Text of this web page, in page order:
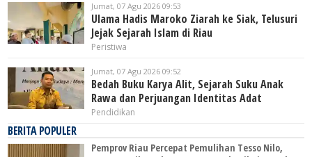
Jumat, 07 Agu 2026 09:53
Ulama Hadis Maroko Ziarah ke Siak, Telusuri
Jejak Sejarah Islam di Riau
Peristiwa
Jumat, 07 Agu 2026 09:52
Bedah Buku Karya Alit, Sejarah Suku Anak
Rawa dan Perjuangan Identitas Adat
Pendidikan
BERITA POPULER
Pemprov Riau Percepat Pemulihan Tesso Nilo,